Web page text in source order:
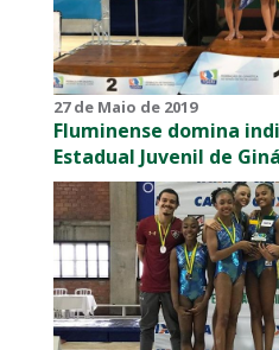
27 de Maio de 2019
Fluminense domina
Estadual Juvenil de